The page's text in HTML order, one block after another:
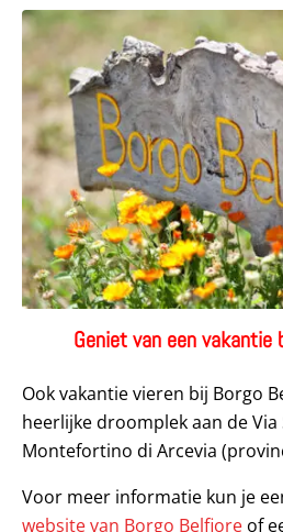
Geniet van een vakantie
Ook vakantie vieren bij Borgo
heerlijke droomplek aan de Via
Montefortino di Arcevia
Voor meer informatie kun je
website van Borgo Belfiore of